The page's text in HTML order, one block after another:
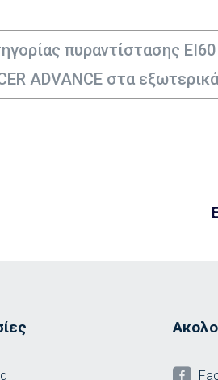
πυραντίστασης ΕΙ60
ADVANCE στα
